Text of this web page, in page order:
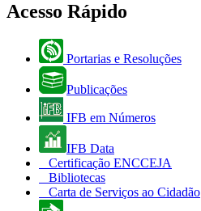
Acesso Rápido
Portarias e Resoluções
Publicações
IFB em Números
IFB Data
Certificação ENCCEJA
Bibliotecas
Carta de Serviços ao Cidadão